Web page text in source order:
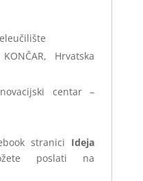
Hrvatska
centar –
stranici Ideja
poslati na